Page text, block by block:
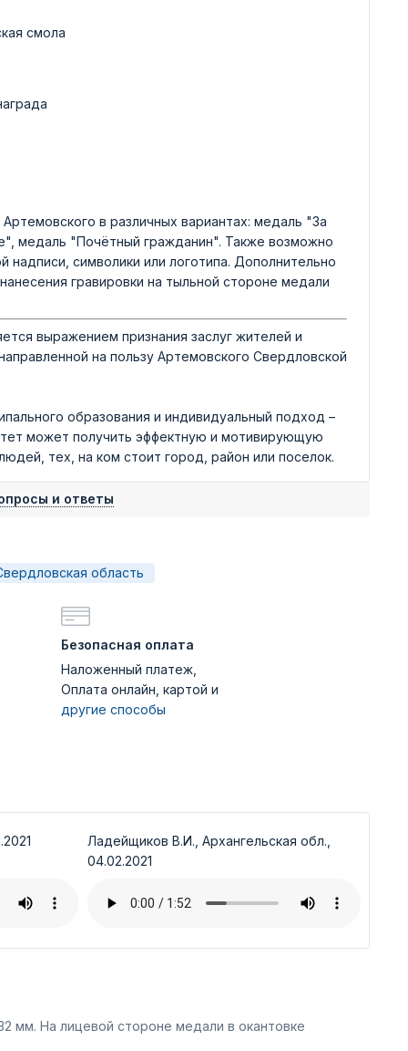
смола
в различных вариантах: медаль "За
медаль "Почётный гражданин". Также возможно
надписи, символики или логотипа. Дополнительно
гравировки на тыльной стороне медали
выражением признания заслуг жителей и
на пользу Артемовского Свердловской
образования и индивидуальный подход –
может получить эффектную и мотивирующую
тех, на ком стоит город, район или поселок.
и ответы
область
Безопасная оплата
Наложенный платеж,
Оплата онлайн, картой и
другие способы
Ладейщиков В.И., Архангельская обл.,
04.02.2021
мм. На лицевой стороне медали в окантовке